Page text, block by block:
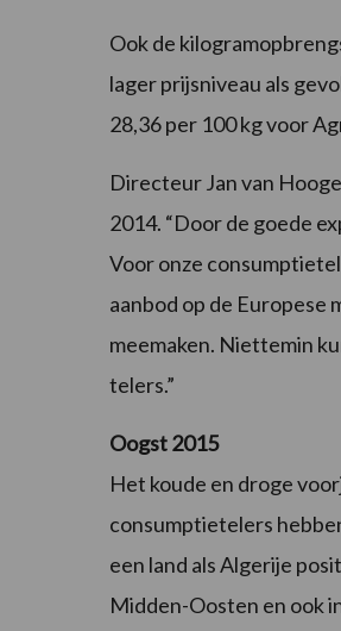
Ook de
lager prijsniveau als
28,36 per 100 kg voor
Directeur Jan van
2014. “Door de goede
Voor onze
aanbod op de Europese
meemaken. Niettemin
telers.”
Oogst 2015
Het koude en droge
consumptietelers
een land als Algerije
Midden-Oosten en ook